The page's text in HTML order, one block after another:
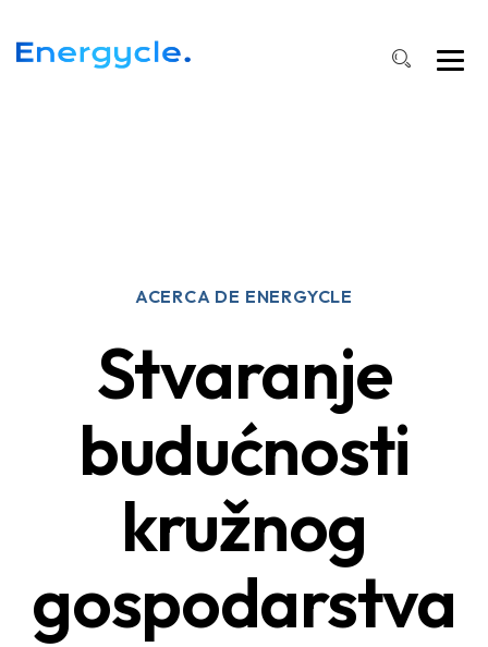
ACERCA DE ENERGYCLE
Stvaranje
budućnosti
kružnog
gospodarstva